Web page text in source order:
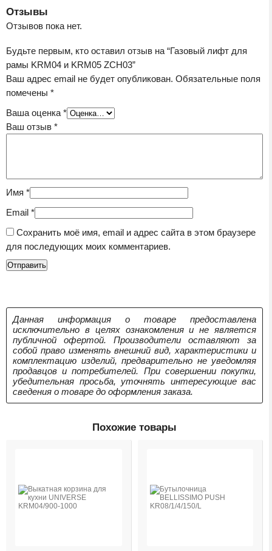
Отзывы
Отзывов пока нет.
Будьте первым, кто оставил отзыв на “Газовый лифт для
рамы KRM04 и KRM05 ZCH03”
Ваш адрес email не будет опубликован. Обязательные поля
помечены *
Ваша оценка *
Ваш отзыв *
Имя *
Email *
Сохранить моё имя, email и адрес сайта в этом браузере
для последующих моих комментариев.
Данная информация о товаре предоставлена
исключительно в целях ознакомления и не является
публичной офертой. Производители оставляют за
собой право изменять внешний вид, характеристики и
комплектацию изделий, предварительно не уведомляя
продавцов и потребителей. При совершении покупки,
убедительная просьба, уточнять интересующие вас
сведения о товаре до оформления заказа.
Похожие товары